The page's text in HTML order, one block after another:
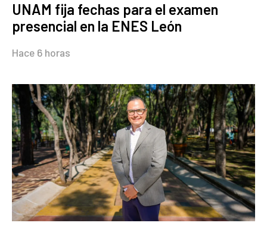
UNAM fija fechas para el examen
presencial en la ENES León
Hace 6 horas